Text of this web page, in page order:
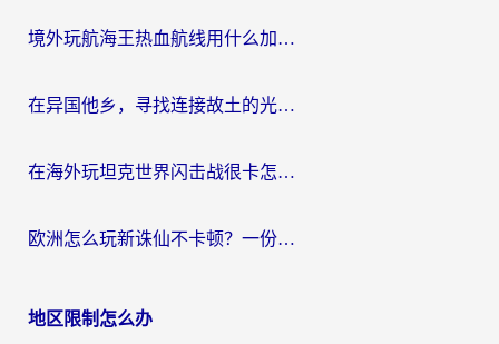
境外玩航海王热血航线用什么加速器？2026海外玩家实测最优方案（附欧洲问道堡垒前线加速技巧）
在异国他乡，寻找连接故土的光明大陆免费加速器
在海外玩坦克世界闪击战很卡怎么办？老玩家亲测有效的加速器选择指南
欧洲怎么玩新诛仙不卡顿？一份给海外游子的国服游戏畅玩指南
地区限制怎么办